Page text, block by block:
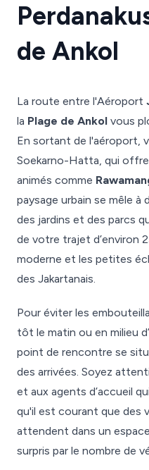
de Ankol
La route entre l'Aéroport
la Plage de Ankol vous
En sortant de l'aéroport,
Soekarno-Hatta, qui
animés comme
paysage urbain se mêle
des jardins et des parcs
de votre trajet d’environ
moderne et les petites
des Jakartanais.
Pour éviter les
tôt le matin ou en milieu
point de rencontre se
des arrivées. Soyez
et aux agents d’accueil
qu'il est courant que des
attendent dans un
surpris par le nombre de